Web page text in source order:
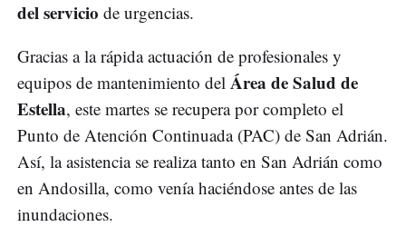
del servicio de urgencias.
Gracias a la rápida actuación de profesionales y
equipos de mantenimiento del Área de Salud de
Estella, este martes se recupera por completo el
Punto de Atención Continuada (PAC) de San Adrián.
Así, la asistencia se realiza tanto en San Adrián como
en Andosilla, como venía haciéndose antes de las
inundaciones.